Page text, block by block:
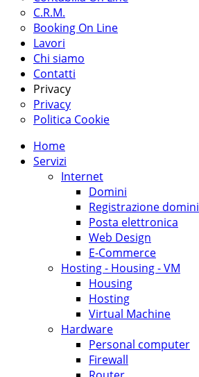
C.R.M.
Booking On Line
Lavori
Chi siamo
Contatti
Privacy
Privacy
Politica Cookie
Home
Servizi
Internet
Domini
Registrazione domini
Posta elettronica
Web Design
E-Commerce
Hosting - Housing - VM
Housing
Hosting
Virtual Machine
Hardware
Personal computer
Firewall